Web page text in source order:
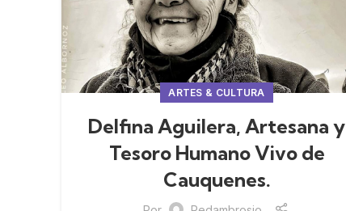
ARTES & CULTURA
Delfina Aguilera, Artesana y
Tesoro Humano Vivo de
Cauquenes.